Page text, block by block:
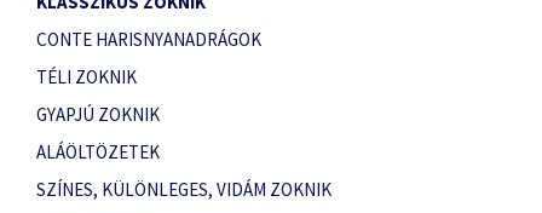
CONTE HARISNYANADRÁGOK
TÉLI ZOKNIK
GYAPJÚ ZOKNIK
ALÁÖLTÖZETEK
SZÍNES, KÜLÖNLEGES, VIDÁM ZOKNIK